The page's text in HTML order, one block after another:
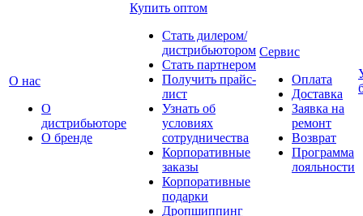
О нас
О
дистрибьюторе
О бренде
Купить оптом
Стать дилером/
дистрибьютором
Стать партнером
Получить прайс-
лист
Узнать об
условиях
сотрудничества
Корпоративные
заказы
Корпоративные
подарки
Дропшиппинг
Сервис
Оплата
Доставка
Заявка на
ремонт
Возврат
Программа
лояльности